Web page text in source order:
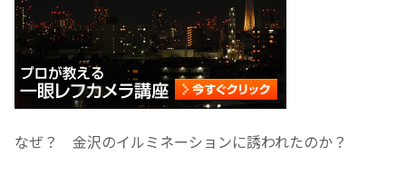
なぜ？ 金沢のイルミネーションに誘われたのか？